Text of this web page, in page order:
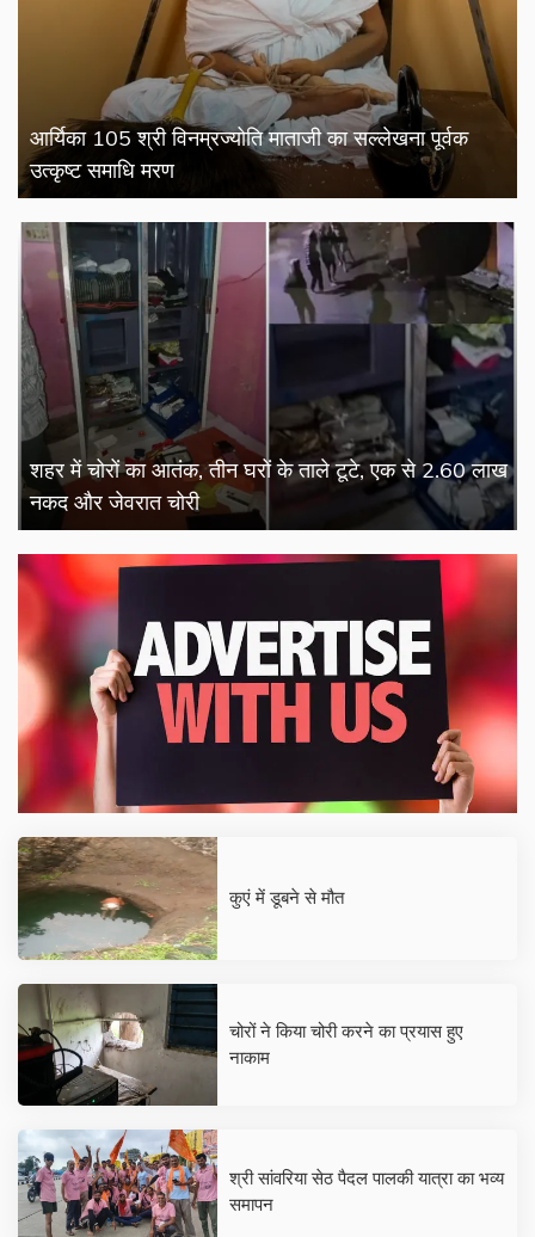
आर्यिका 105 श्री विनम्रज्योति माताजी का सल्लेखना पूर्वक
उत्कृष्ट समाधि मरण
शहर में चोरों का आतंक, तीन घरों के ताले टूटे, एक से 2.60 लाख
नकद और जेवरात चोरी
कुएं में डूबने से मौत
चोरों ने किया चोरी करने का प्रयास हुए
नाकाम
श्री सांवरिया सेठ पैदल पालकी यात्रा का भव्य
समापन